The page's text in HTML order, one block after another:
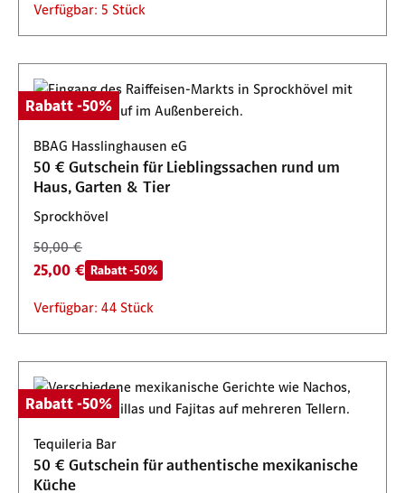
Verfügbar: 5 Stück
Rabatt -50%
BBAG Hasslinghausen eG
50 € Gutschein für Lieblingssachen rund um
Haus, Garten & Tier
Sprockhövel
50,00 €
25,00 € Rabatt -50%
Verfügbar: 44 Stück
Rabatt -50%
Tequileria Bar
50 € Gutschein für authentische mexikanische
Küche